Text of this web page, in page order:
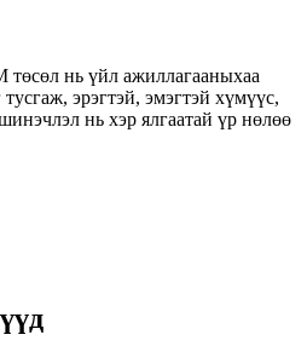
нь үйл ажиллагааныхаа
эрэгтэй, эмэгтэй хүмүүс,
нь хэр ялгаатай үр нөлөө